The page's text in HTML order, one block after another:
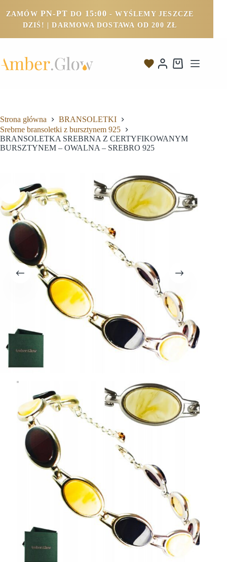
ZAMÓW PN-PT DO 15:00 - WYŚLEMY JESZCZE
DZIŚ! | DARMOWA DOSTAWA OD 200 ZŁ
Strona główna
BRANSOLETKI
Srebrne bransoletki z bursztynem 925
BRANSOLETKA SREBRNA Z CERTYFIKOWANYM
BURSZTYNEM – OWALNA – SREBRO 925